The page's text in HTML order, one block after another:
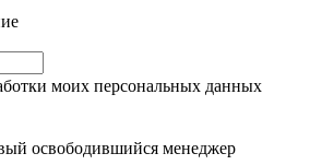
моих персональных данных
освободившийся менеджер